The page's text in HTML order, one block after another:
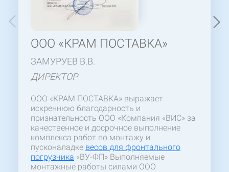
ООО «КРАМ ПОСТАВКА»
ЗАМУРУЕВ В.В.
ДИРЕКТОР
ООО «КРАМ ПОСТАВКА» выражает
искреннюю благодарность и
признательность ООО «Компания «ВИС» за
качественное и досрочное выполнение
комплекса работ по монтажу и
пусконаладке весов для фронтального
погрузчика «ВУ-ФП» Выполняемые
монтажные работы силами ООО